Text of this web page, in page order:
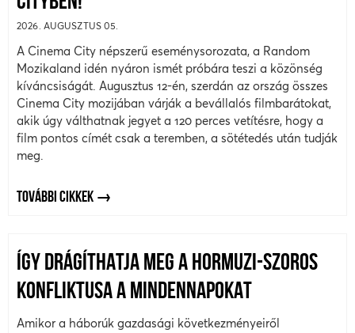
2026. AUGUSZTUS 05.
A Cinema City népszerű eseménysorozata, a Random
Mozikaland idén nyáron ismét próbára teszi a közönség
kíváncsiságát. Augusztus 12-én, szerdán az ország összes
Cinema City mozijában várják a bevállalós filmbarátokat,
akik úgy válthatnak jegyet a 120 perces vetítésre, hogy a
film pontos címét csak a teremben, a sötétedés után tudják
meg.
TOVÁBBI CIKKEK
ÍGY DRÁGÍTHATJA MEG A HORMUZI-SZOROS
KONFLIKTUSA A MINDENNAPOKAT
Amikor a háborúk gazdasági következményeiről